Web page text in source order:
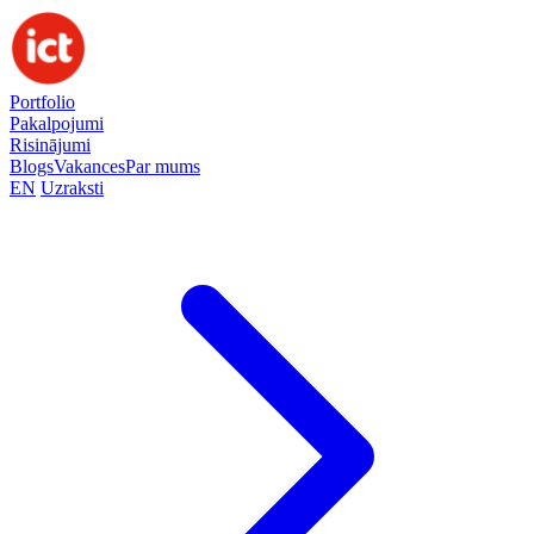
Portfolio
Pakalpojumi
Risinājumi
BlogsVakancesPar mums
EN Uzraksti